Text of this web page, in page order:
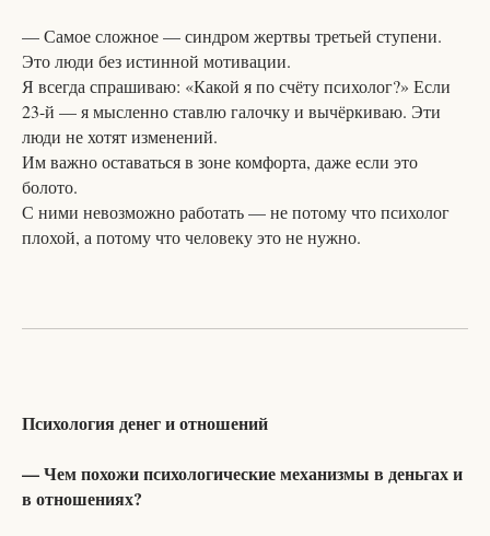
— Самое сложное — синдром жертвы третьей ступени.
Это люди без истинной мотивации.
Я всегда спрашиваю: «Какой я по счёту психолог?» Если
23-й — я мысленно ставлю галочку и вычёркиваю. Эти
люди не хотят изменений.
Им важно оставаться в зоне комфорта, даже если это
болото.
С ними невозможно работать — не потому что психолог
плохой, а потому что человеку это не нужно.
Психология денег и отношений
— Чем похожи психологические механизмы в деньгах и
в отношениях?